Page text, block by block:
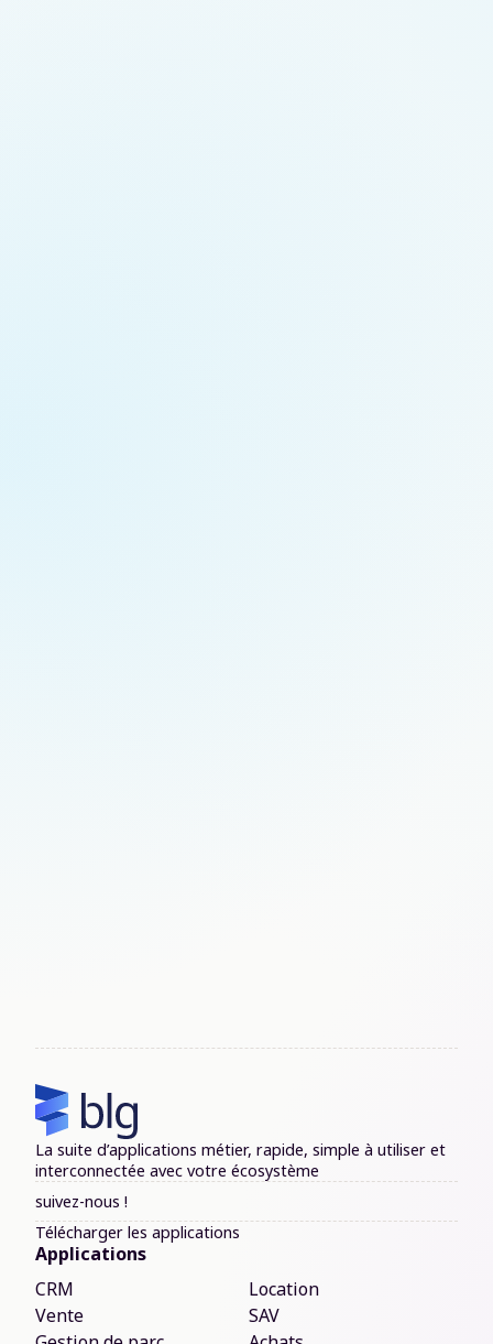
La suite d’applications métier, rapide, simple à utiliser et
interconnectée avec votre écosystème
suivez-nous !
Télécharger les applications
Applications
CRM
Location
Vente
SAV